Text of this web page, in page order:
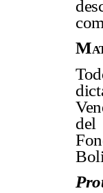
del